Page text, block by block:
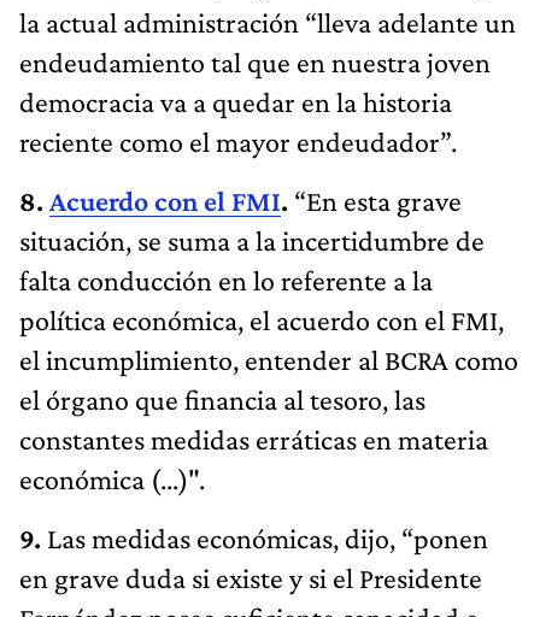
la actual administración “lleva adelante un
endeudamiento tal que en nuestra joven
democracia va a quedar en la historia
reciente como el mayor endeudador”.
8. Acuerdo con el FMI. “En esta grave
situación, se suma a la incertidumbre de
falta conducción en lo referente a la
política económica, el acuerdo con el FMI,
el incumplimiento, entender al BCRA como
el órgano que financia al tesoro, las
constantes medidas erráticas en materia
económica (...)".
9. Las medidas económicas, dijo, “ponen
en grave duda si existe y si el Presidente